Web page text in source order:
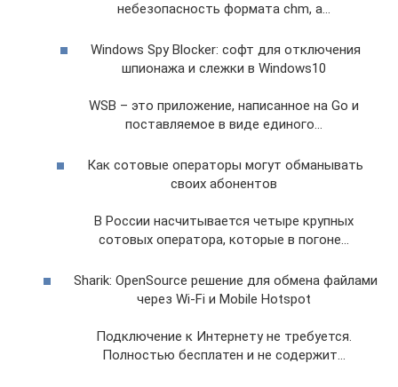
небезопасность формата chm, а…
Windows Spy Blocker: софт для отключения
шпионажа и слежки в Windows10
WSB – это приложение, написанное на Go и
поставляемое в виде единого…
Как сотовые операторы могут обманывать
своих абонентов
В России насчитывается четыре крупных
сотовых оператора, которые в погоне…
Sharik: OpenSource решение для обмена файлами
через Wi-Fi и Mobile Hotspot
Подключение к Интернету не требуется.
Полностью бесплатен и не содержит…